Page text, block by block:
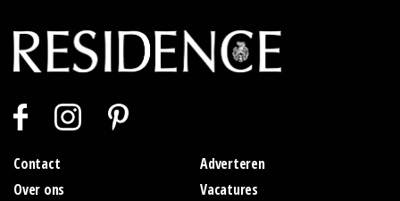
Contact
Adverteren
Over ons
Vacatures